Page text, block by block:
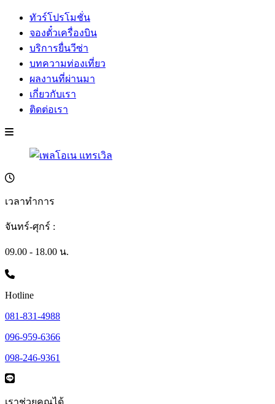
ทัวร์โปรโมชั่น
จองตั๋วเครื่องบิน
บริการยื่นวีซ่า
บทความท่องเที่ยว
ผลงานที่ผ่านมา
เกี่ยวกับเรา
ติดต่อเรา
เวลาทำการ
จันทร์-ศุกร์ :
09.00 - 18.00 น.
Hotline
081-831-4988
096-959-6366
098-246-9361
เราช่วยคุณได้